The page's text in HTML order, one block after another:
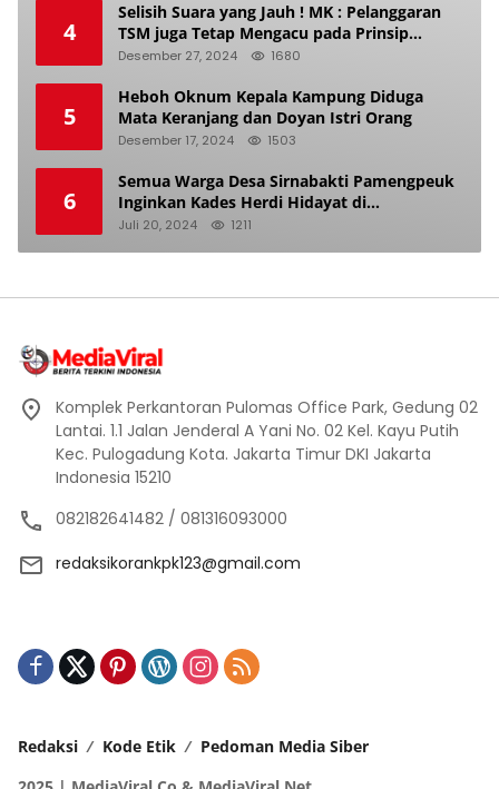
4
Selisih Suara yang Jauh ! MK : Pelanggaran
TSM juga Tetap Mengacu pada Prinsip
Keadilan Pemilu
Desember 27, 2024 1680
5
Heboh Oknum Kepala Kampung Diduga
Mata Keranjang dan Doyan Istri Orang
Desember 17, 2024 1503
6
Semua Warga Desa Sirnabakti Pamengpeuk
Inginkan Kades Herdi Hidayat di
Berhentikan Dari Jabatan nya
Juli 20, 2024 1211
Komplek Perkantoran Pulomas Office Park, Gedung 02
Lantai. 1.1 Jalan Jenderal A Yani No. 02 Kel. Kayu Putih
Kec. Pulogadung Kota. Jakarta Timur DKI Jakarta
Indonesia 15210
082182641482 / 081316093000
redaksikorankpk123@gmail.com
Redaksi Kode Etik
Pedoman Media Siber